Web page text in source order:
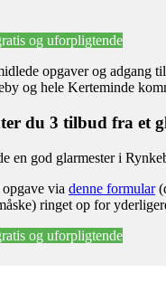
og uforpligtende
opgaver og adgang
og hele Kerteminde
du 3 tilbud fra et
en god glarmester i
via denne formular
ringet op for
og uforpligtende